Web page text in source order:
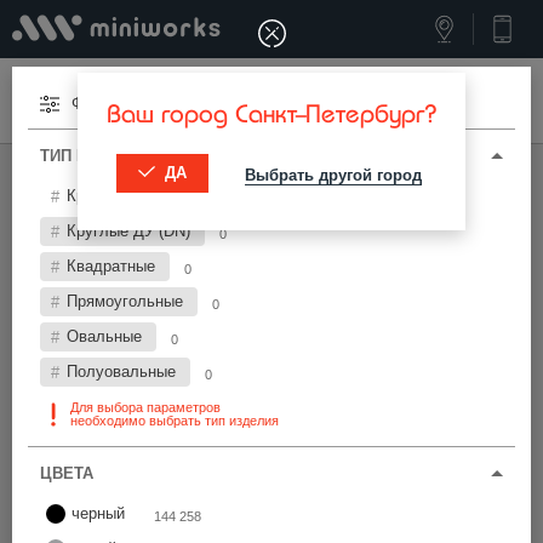
Меню Ваш город Санкт-Петербург?
ДА Выбрать другой город
МИНИВОРКС ПРО /ЗАГЛУШКИ ДЛЯ ТРУБ
Найти
Фильтры
ТИП И ПАРАМЕТРЫ
Круглые
Круглые ДУ (DN) 0
Квадратные 0
Прямоугольные 0
Овальные 0
Полуовальные 0
Для выбора параметров
необходимо выбрать тип изделия
ЦВЕТА
черный 144 258